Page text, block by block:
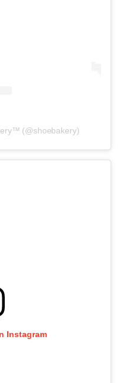
(@shoebakery)
Instagram